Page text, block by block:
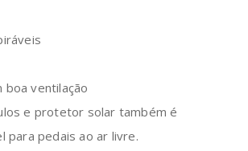
boa ventilação
e protetor solar também é
para pedais ao ar livre.